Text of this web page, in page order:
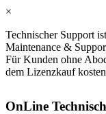
×
Technischer Support
Maintenance &
Für Kunden ohne
dem Lizenzkauf
OnLine